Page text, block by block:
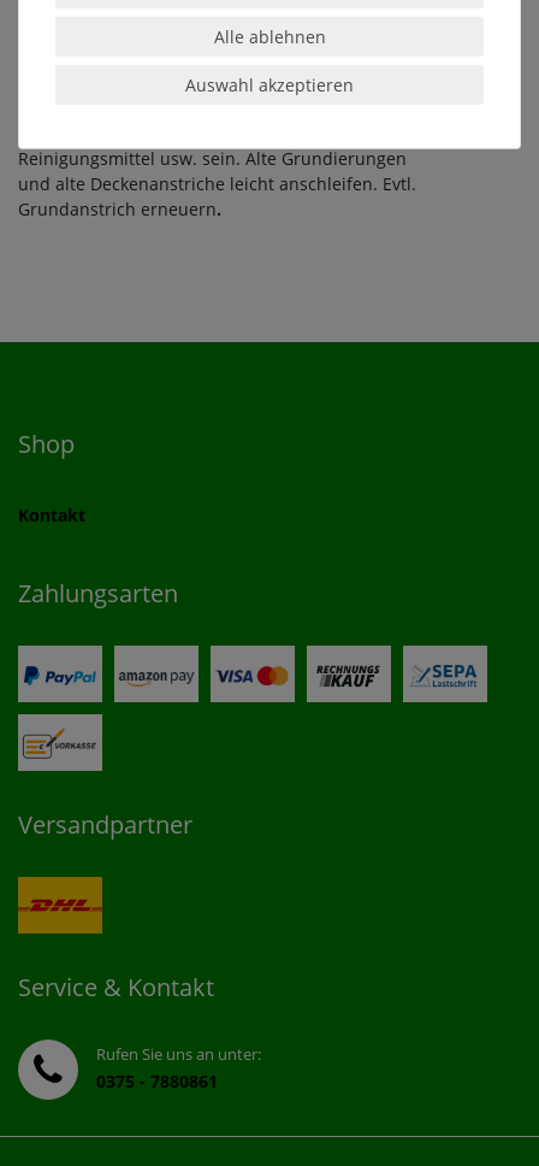
Heizkörpern (nur in Bunttönen) geeignet.
Untergrundvorbehandlung:
Reinigungsmittel usw. sein. Alte Grundierungen
und alte Deckenanstriche leicht anschleifen. Evtl.
Grundanstrich erneuern.
Shop
Kontakt
Zahlungsarten
Versandpartner
Service & Kontakt
Rufen Sie uns an unter:
0375 - 7880861
Alle ablehnen
Auswahl akzeptieren